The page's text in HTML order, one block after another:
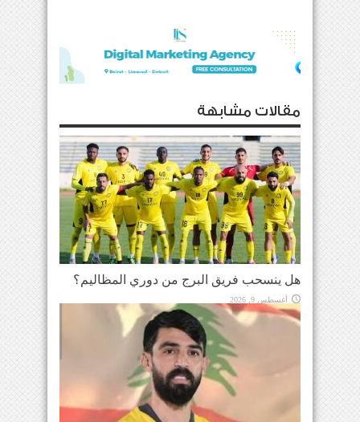
مقالات مشابهة
هل ينسحب فريق البرج من دوري المظاليم؟
أغسطس 9, 2026